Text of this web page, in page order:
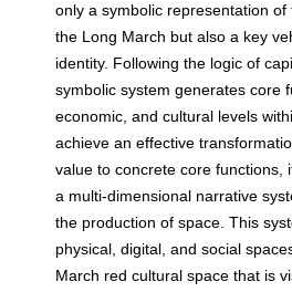
only a symbolic representation
the Long March but also a key
identity. Following the logic of
symbolic system generates core
economic, and cultural levels
achieve an effective
value to concrete core functions,
a multi-dimensional narrative
the production of space. This
physical, digital, and social
March red cultural space that is